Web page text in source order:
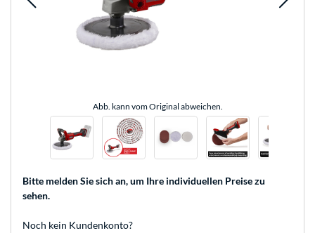
Abb. kann vom Original abweichen.
Bitte melden Sie sich an, um Ihre individuellen Preise zu
sehen.
Noch kein Kundenkonto?